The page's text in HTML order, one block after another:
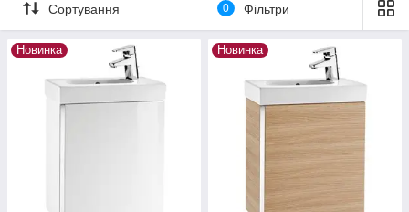
Сортування 0 Фільтри
Новинка Новинка